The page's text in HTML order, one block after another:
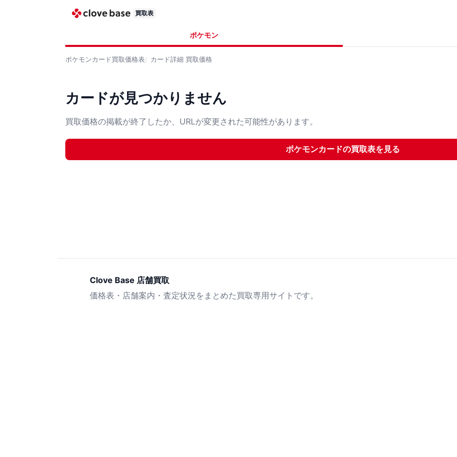
買取表
ポケモン
ポケモンカード買取価格表 カード詳細 買取価格
カードが見つかりません
買取価格の掲載が終了したか、URLが変更された可能性があります。
ポケモンカードの買取表を見る
Clove Base 店舗買取
価格表・店舗案内・査定状況をまとめた買取専用サイトです。